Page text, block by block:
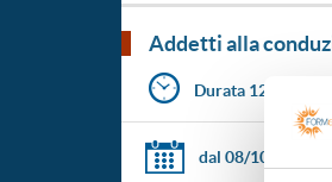
addetti alla
Durata 12 ore
dal 08/10/2026